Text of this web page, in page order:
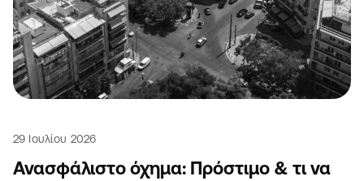
29 Ιουλίου 2026
Ανασφάλιστο όχημα: Πρόστιμο & τι να